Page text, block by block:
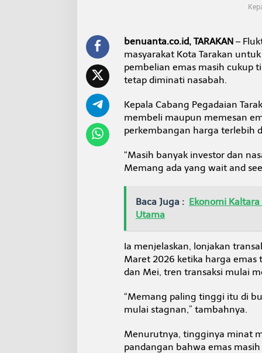
i
benuanta.co.id, TARAKAN–
masyarakat Kota Tarakan
pembelian emas masih cukup
tetap diminati nasabah.
Kepala Cabang Pegadaian
membeli maupun memesan
perkembangan harga terlebih
“Masih banyak investor dan
Memang ada yang wait and
Baca Juga : Ekonomi
Utama
Ia menjelaskan, lonjakan
Maret 2026 ketika harga emas
dan Mei, tren transaksi mulai
“Memang paling tinggi itu di
mulai stagnan,” tambahnya.
Menurutnya, tingginya minat
pandangan bahwa emas